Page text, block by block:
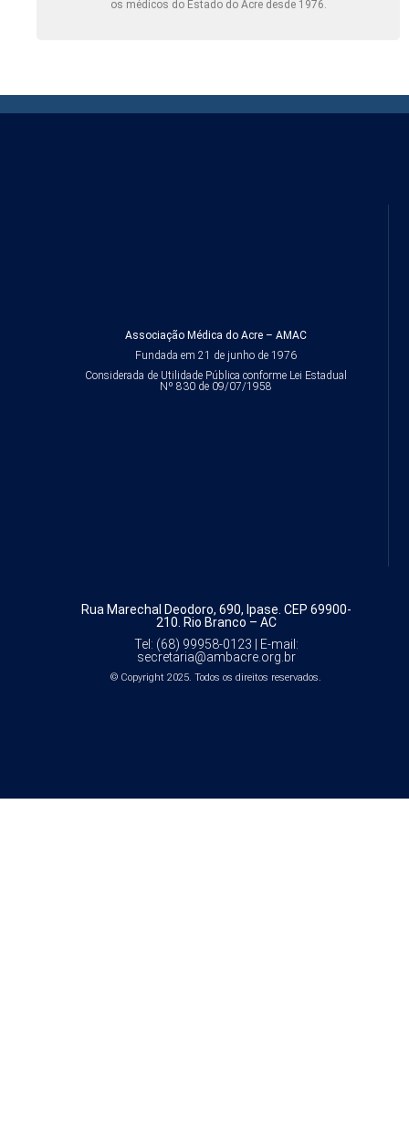
os médicos do Estado do Acre desde 1976.
Associação Médica do Acre – AMAC
Fundada em 21 de junho de 1976
Considerada de Utilidade Pública conforme Lei Estadual
Nº 830 de 09/07/1958
Rua Marechal Deodoro, 690, Ipase. CEP 69900-
210. Rio Branco – AC
Tel: (68) 99958-0123 |
E-mail:
secretaria@ambacre.org.br
© Copyright 2025. Todos os direitos reservados.